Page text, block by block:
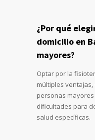
¿Por qué
domicilio en
mayores?
Optar por la
múltiples
personas
dificultades para
salud específicas.